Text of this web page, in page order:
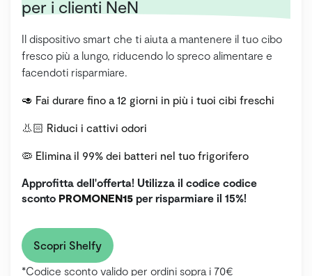
per i clienti NeN
Il dispositivo smart che ti aiuta a mantenere il tuo cibo
fresco più a lungo, riducendo lo spreco alimentare e
facendoti risparmiare.
🥑 Fai durare fino a 12 giorni in più i tuoi cibi freschi
👃🏻 Riduci i cattivi odori
🦠 Elimina il 99% dei batteri nel tuo frigorifero
Approfitta dell'offerta! Utilizza il codice codice
sconto PROMONEN15 per risparmiare il 15%!
Scopri Shelfy
*Codice sconto valido per ordini sopra i 70€